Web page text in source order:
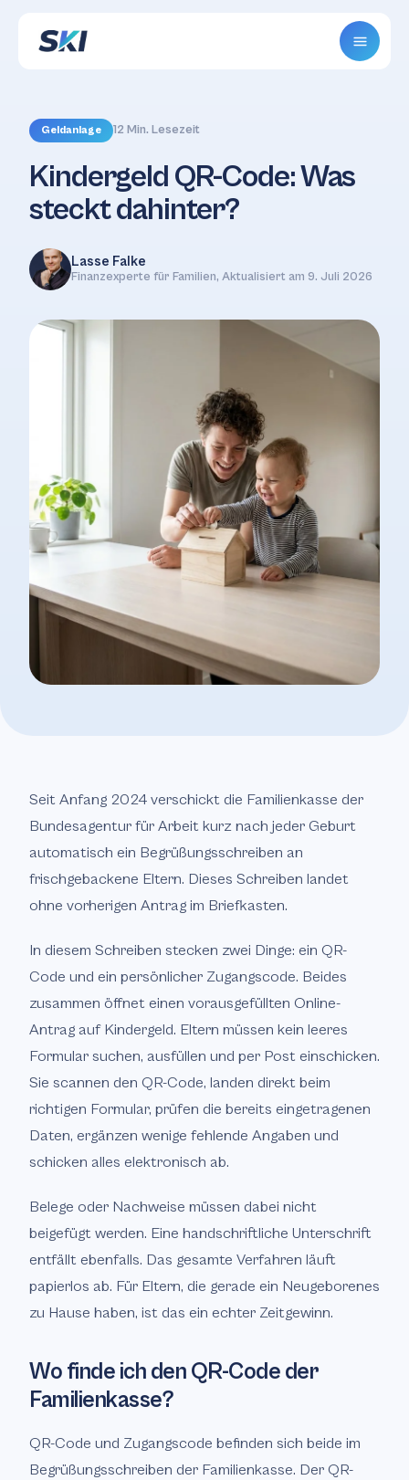
Geldanlage 12 Min. Lesezeit
Kindergeld QR-Code: Was
steckt dahinter?
Lasse Falke
Finanzexperte für Familien, Aktualisiert am 9. Juli 2026
Seit Anfang 2024 verschickt die Familienkasse der
Bundesagentur für Arbeit kurz nach jeder Geburt
automatisch ein Begrüßungsschreiben an
frischgebackene Eltern. Dieses Schreiben landet
ohne vorherigen Antrag im Briefkasten.
In diesem Schreiben stecken zwei Dinge: ein QR-
Code und ein persönlicher Zugangscode. Beides
zusammen öffnet einen vorausgefüllten Online-
Antrag auf Kindergeld. Eltern müssen kein leeres
Formular suchen, ausfüllen und per Post einschicken.
Sie scannen den QR-Code, landen direkt beim
richtigen Formular, prüfen die bereits eingetragenen
Daten, ergänzen wenige fehlende Angaben und
schicken alles elektronisch ab.
Belege oder Nachweise müssen dabei nicht
beigefügt werden. Eine handschriftliche Unterschrift
entfällt ebenfalls. Das gesamte Verfahren läuft
papierlos ab. Für Eltern, die gerade ein Neugeborenes
zu Hause haben, ist das ein echter Zeitgewinn.
Wo finde ich den QR-Code der
Familienkasse?
QR-Code und Zugangscode befinden sich beide im
Begrüßungsschreiben der Familienkasse. Der QR-